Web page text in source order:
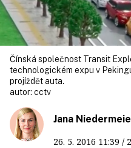
Čínská společnost Transit
technologickém expu v
projíždět auta.
autor: cctv
Jana
26. 5. 2016 11:39 /